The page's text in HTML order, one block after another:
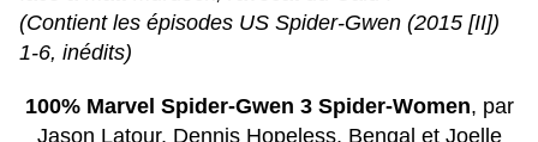
(Contient les épisodes US Spider-Gwen (2015 [II])
1-6, inédits)
100% Marvel Spider-Gwen 3 Spider-Women, par
Jason Latour, Dennis Hopeless, Bengal et Joelle